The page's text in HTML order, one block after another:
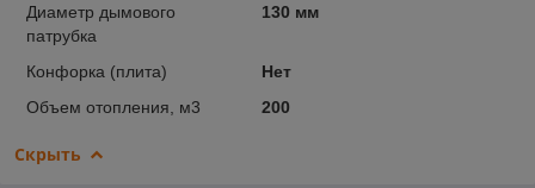
Диаметр дымового
патрубка
130 мм
Конфорка (плита)
Нет
Объем отопления, м3
200
Скрыть